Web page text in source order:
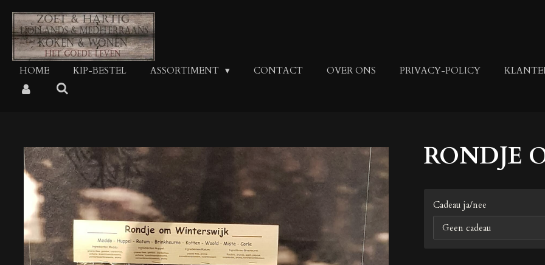
Ga
direct
naar
de
hoofdinhoud
HOME KIP-BESTEL ASSORTIMENT CONTACT OVER ONS PRIVACY-POLICY
RONDJE
Cadeau ja/nee